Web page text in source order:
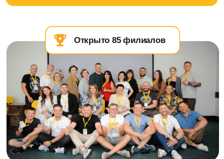
85 открытых филиалов в
России и СНГ